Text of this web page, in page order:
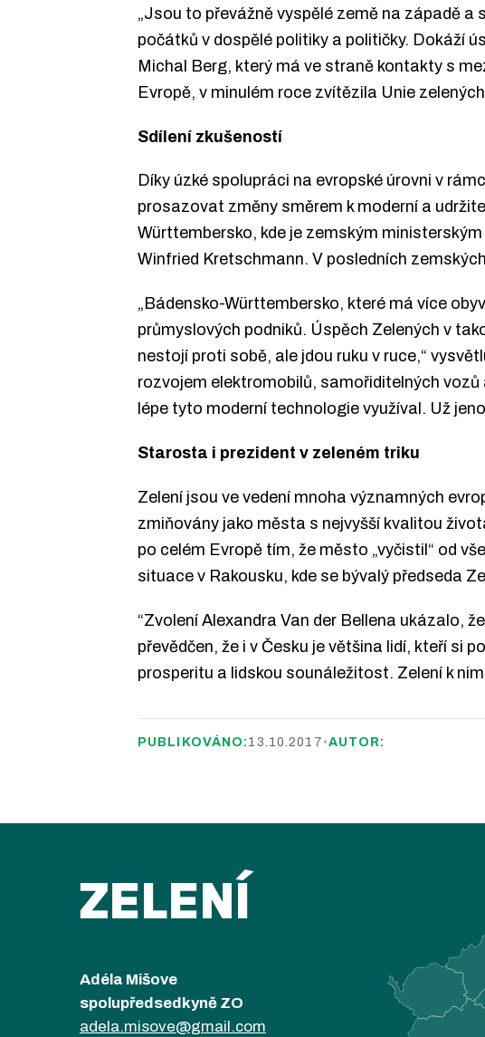
„Jsou to převážně vyspělé země na západě
počátků v dospělé politiky a političky. Dokáží
Michal Berg, který má ve straně kontakty s
Evropě, v minulém roce zvítězila Unie
Sdílení zkušeností
Díky úzké spolupráci na evropské úrovni v
prosazovat změny směrem k moderní a
Württembersko, kde je zemským
Winfried Kretschmann. V posledních
„Bádensko-Württembersko, které má více
průmyslových podniků. Úspěch Zelených v
nestojí proti sobě, ale jdou ruku v ruce,“
rozvojem elektromobilů, samořiditelných
lépe tyto moderní technologie využíval. Už
Starosta i prezident v zeleném triku
Zelení jsou ve vedení mnoha významných
zmiňovány jako města s nejvyšší kvalitou
po celém Evropě tím, že město „vyčistil“ od
situace v Rakousku, kde se bývalý předseda
“Zvolení Alexandra Van der Bellena ukázalo,
převědčen, že i v Česku je většina lidí, kteří si
prosperitu a lidskou sounáležitost. Zelení k
PUBLIKOVÁNO: 13.10.2017 •AUTOR:
ZELENÍ
Adéla Mišove
spolupředsedkyně ZO
adela.misove@gmail.com